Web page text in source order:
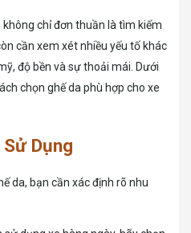
chỉ đơn thuần là tìm kiếm
cần xem xét nhiều yếu tố khác
độ bền và sự thoải mái. Dưới
chọn ghế da phù hợp cho xe
Dụng
da, bạn cần xác định rõ nhu